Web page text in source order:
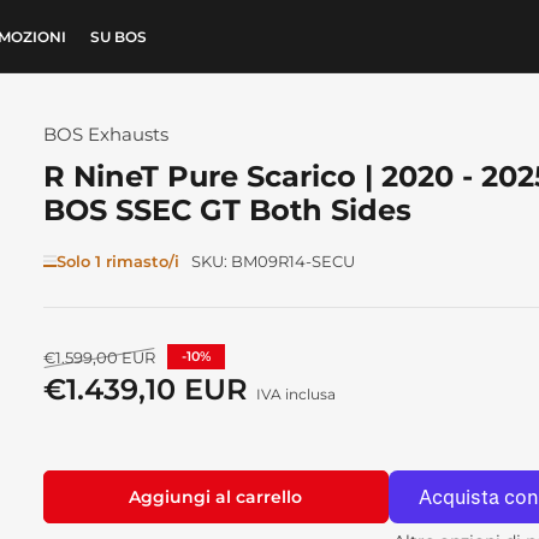
SU BOS
BOS Exhausts
R NineT Pure Scarico | 2020 -
BOS SSEC GT Both Sides
Solo 1 rimasto/i SKU: BM09R14-SECU
Prezzo
standard
€1.599,00 EUR -10%
Prezzo
€1.439,10 EUR IVA inclusa
Aggiungi al carrello